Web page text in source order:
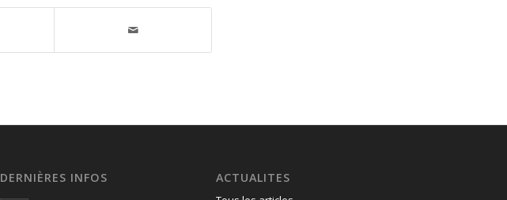
DERNIÈRES INFOS ACTUALITES